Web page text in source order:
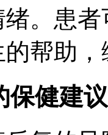
。患
帮助
保健建议